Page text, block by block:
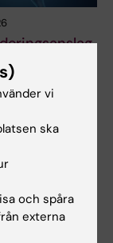
stöd
om
vi
ska
och spåra
externa